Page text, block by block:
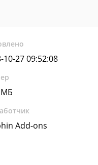
10-27 09:52:08
МБ
Add-ons